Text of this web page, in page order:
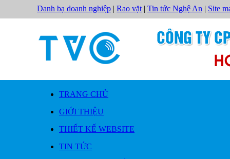
Danh bạ doanh nghiệp | Rao vặt | Tin tức Nghệ An | Site
TRANG CHỦ
GIỚI THIỆU
THIẾT KẾ WEBSITE
TIN TỨC